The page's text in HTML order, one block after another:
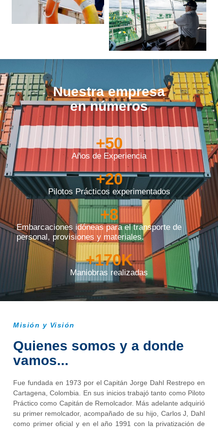
Nuestra empresa
en números
Años de Experiencia
+50
Pilotos Prácticos experimentados
+20
Embarcaciones idóneas para el transporte de
personal, provisiones y materiales.
+8
Maniobras realizadas
+170K
Misión y Visión
Quienes somos y a donde
vamos...
Fue fundada en 1973 por el Capitán Jorge Dahl Restrepo en
Cartagena, Colombia. En sus inicios trabajó tanto como Piloto
Práctico como Capitán de Remolcador. Más adelante adquirió
su primer remolcador, acompañado de su hijo, Carlos J, Dahl
como primer oficial y en el año 1991 con la privatización de